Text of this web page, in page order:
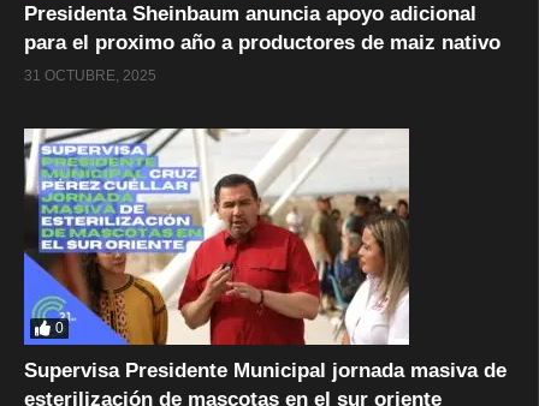
Presidenta Sheinbaum anuncia apoyo adicional
para el proximo año a productores de maiz nativo
31 OCTUBRE, 2025
0
Supervisa Presidente Municipal jornada masiva de
esterilización de mascotas en el sur oriente